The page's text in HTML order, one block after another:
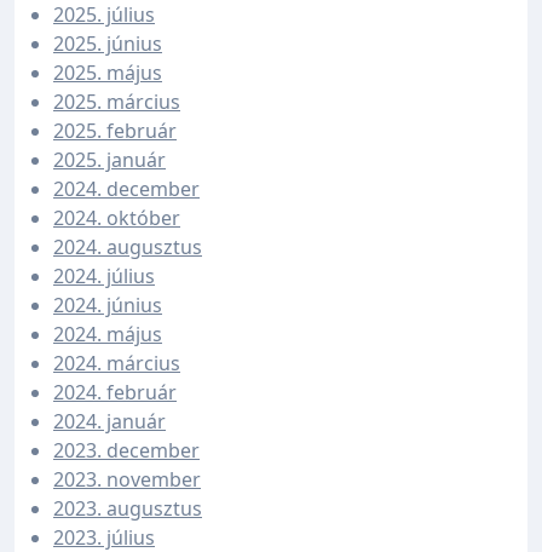
2025. július
2025. június
2025. május
2025. március
2025. február
2025. január
2024. december
2024. október
2024. augusztus
2024. július
2024. június
2024. május
2024. március
2024. február
2024. január
2023. december
2023. november
2023. augusztus
2023. július